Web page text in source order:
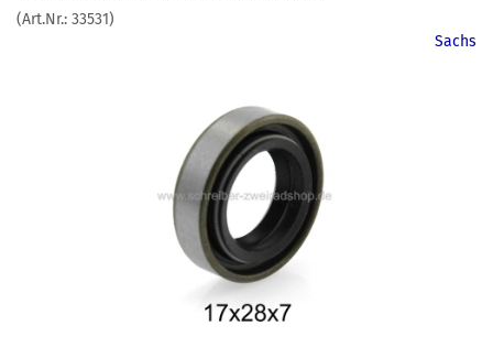
(Art.Nr.: 33531)
Sachs